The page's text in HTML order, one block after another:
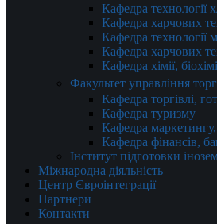
Кафедра технології
Кафедра харчових
Кафедра технології
Кафедра харчових
Кафедра хімії,
Факультет управління
Кафедра торгівлі,
Кафедра туризму
Кафедра
Кафедра фінансів,
Інститут підготовки
Міжнародна діяльність
Центр Євроінтеграції
Партнери
Контакти